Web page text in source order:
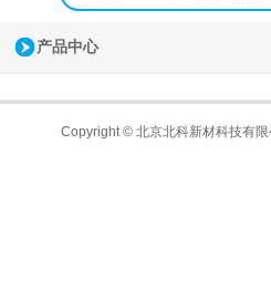
产品中心
Copyright © 北京北科新材科技有限